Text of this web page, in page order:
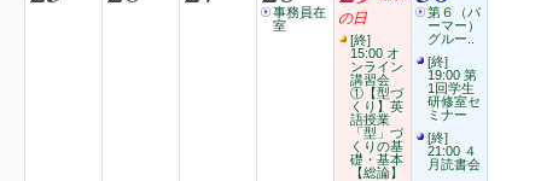
事務員在
室
の日
[終]
15:00 オ
ンライン
講習会
①【型づ
くり】英
語授業
「型」づ
くりの基
礎・基本
【総論】
第６（パ
ーマー）
グルー..
[終]
19:00 第
1回学生
研修室セ
ミナー
[終]
21:00 ４
月読書会